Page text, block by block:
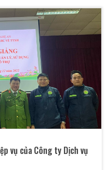
ty uy tín chuyên cung
người biết đến và tin
vụ của Công ty Dịch vụ